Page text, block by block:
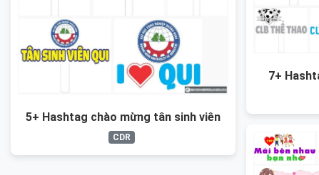
5+ Hashtag chào mừng tân sinh viên
CDR
7+